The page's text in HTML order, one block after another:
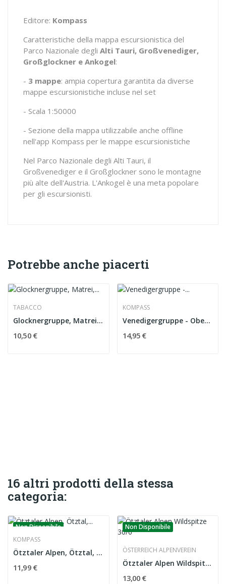
Editore: Kompass
Caratteristiche della mappa escursionistica del
Parco Nazionale degli Alti Tauri, Großvenediger,
Großglockner e Ankogel:
- 3 mappe: ampia copertura garantita da diverse
mappe escursionistiche incluse nel set
- Scala 1:50000
- Sezione della mappa utilizzabile anche offline
nell'app Kompass per le mappe escursionistiche
Nel Parco Nazionale degli Alti Tauri, il
Großvenediger e il Großglockner sono le montagne
più alte dell'Austria. L'Ankogel è una meta popolare
per gli escursionisti.
Potrebbe anche piacerti
TABACCO
Glocknergruppe, Matrei, Kals 076
10,50 €
KOMPASS
Venedigergruppe - Oberpinzgau 38 carta 1:50000
14,95 €
16 altri prodotti della stessa
categoria:
Non Disponibile
KOMPASS
Ötztaler Alpen, Ötztal, Pitztal 43 carta 1:50000
11,99 €
Non Disponibile
ÖSTERREICH ALPENVEREIN
Ötztaler Alpen Wildspitze 30/6
13,00 €